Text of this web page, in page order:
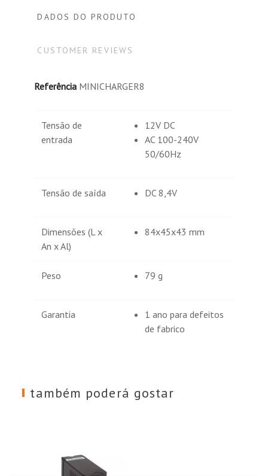
DADOS DO PRODUTO
CUSTOMER REVIEWS
Referência MINICHARGER8
Tensão de
entrada
12V DC
AC 100-240V
50/60Hz
Tensão de saída DC 8,4V
Dimensões (L x
An x Al)
84x45x43 mm
Peso 79 g
Garantia
1 ano para defeitos
de fabrico
também poderá gostar